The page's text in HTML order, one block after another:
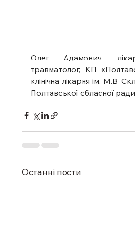
Олег Адамович,
травматолог, КП
клінічна лікарня ім. М.В.
Полтавської обласної
Останні пости